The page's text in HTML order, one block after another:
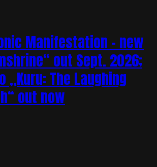
Manifestation – new
out Sept. 2026;
„Kuru: The Laughing
out now